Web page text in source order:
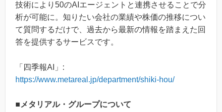
技術により50のAIエージェントと連携させることで分
析が可能に。知りたい会社の業績や株価の推移につい
て質問するだけで、過去から最新の情報を踏まえた回
答を提供するサービスです。
「四季報AI」:
https://www.metareal.jp/department/shiki-hou/
■メタリアル・グループについて